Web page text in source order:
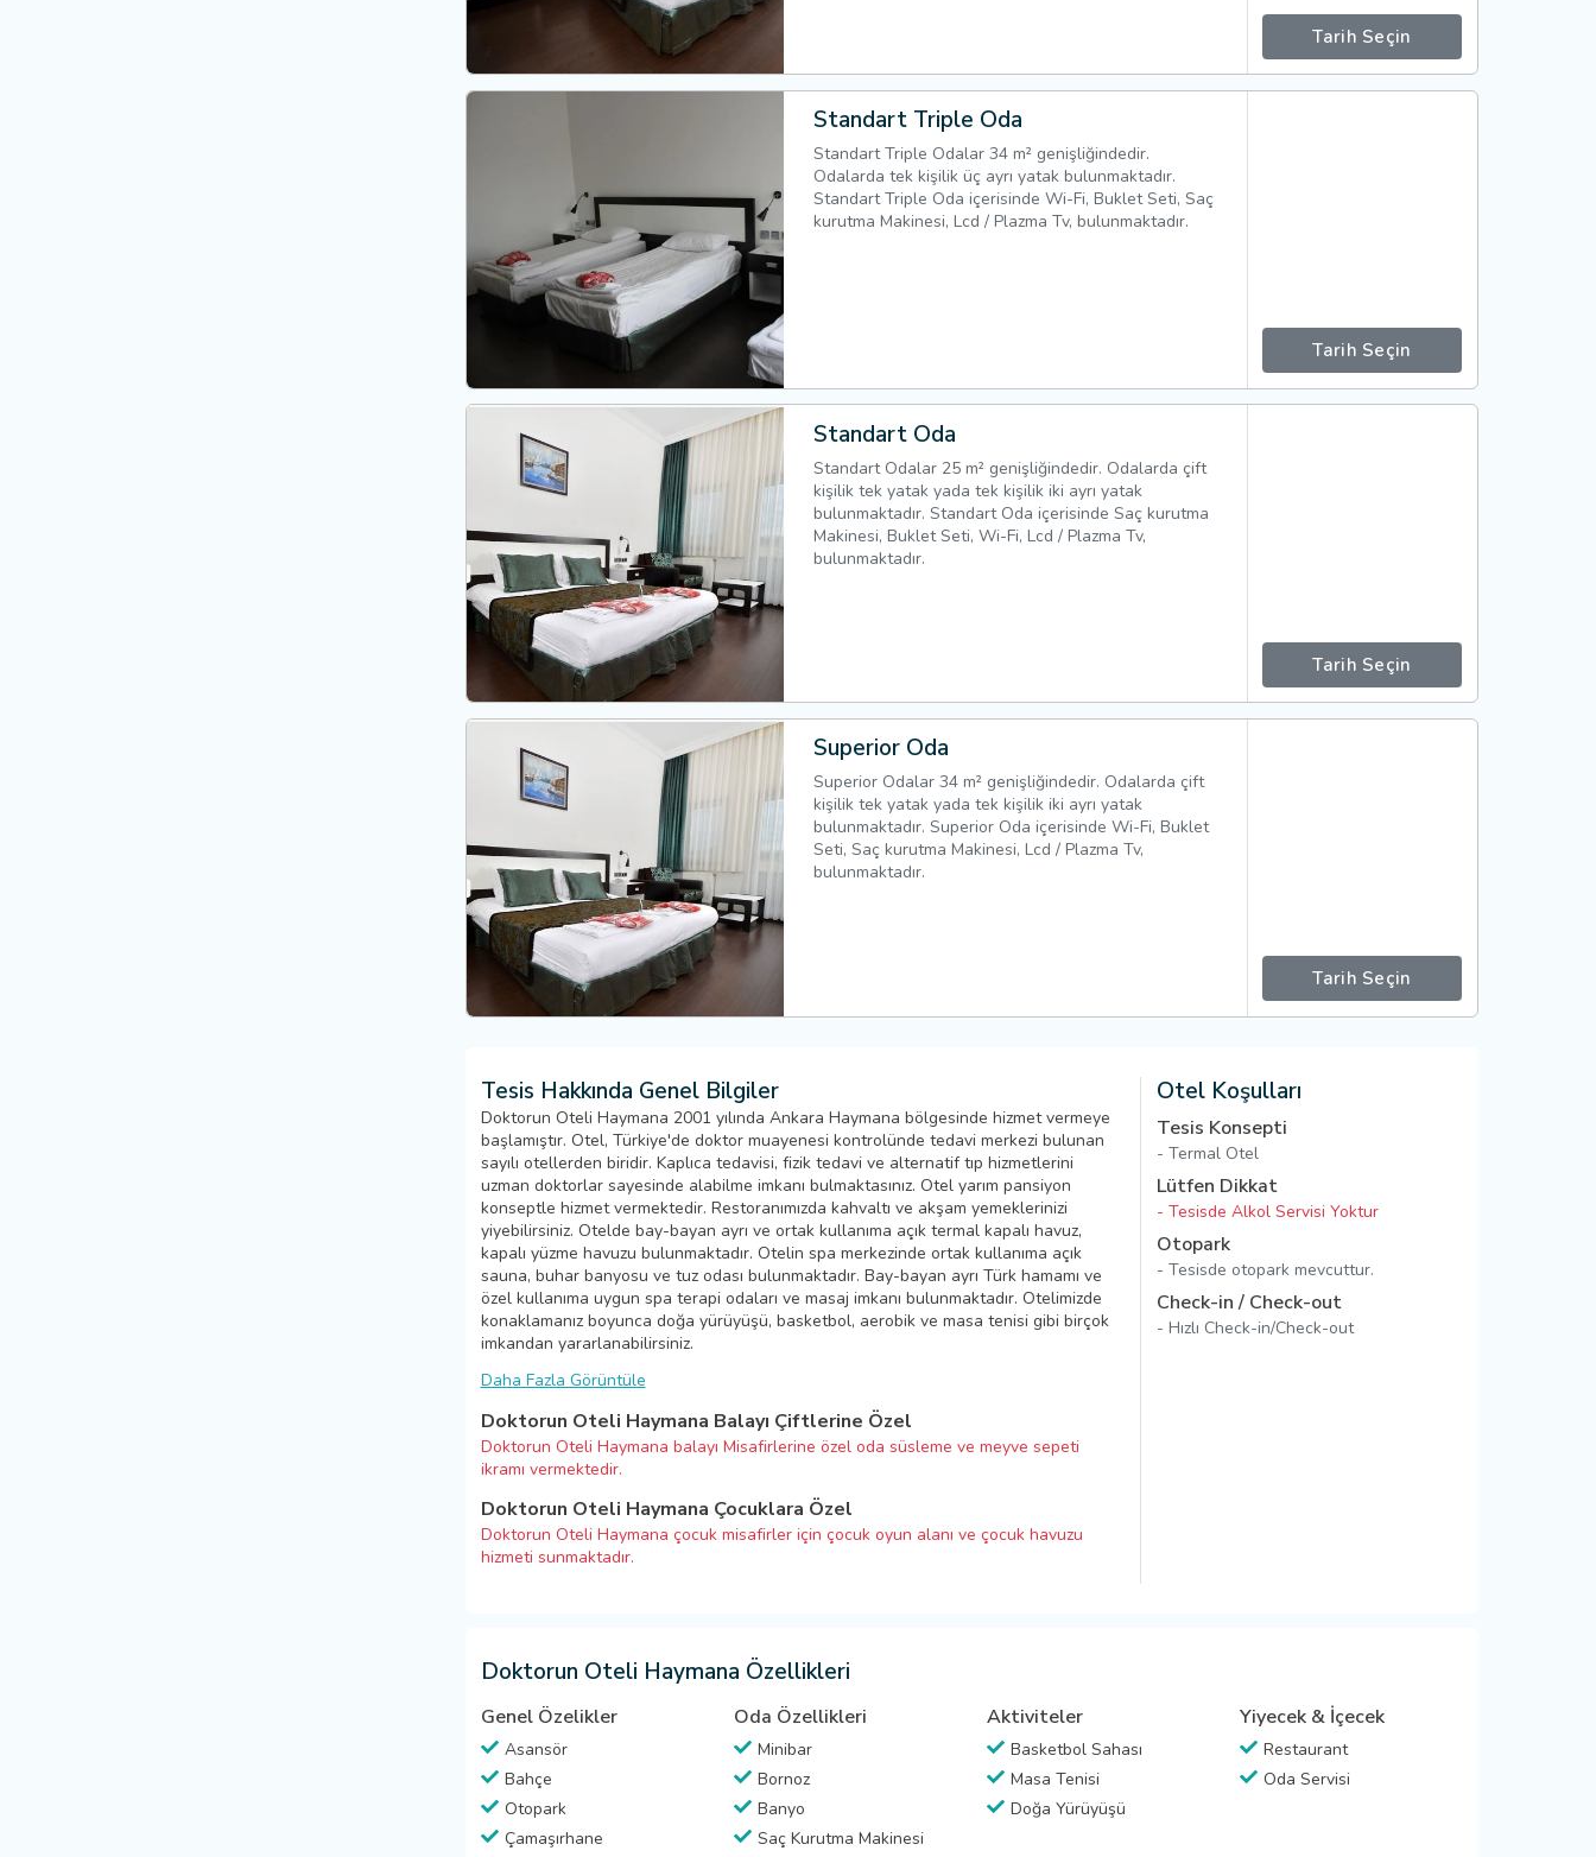
Tarih Seçin
Standart Triple Oda
Standart Triple Odalar 34 m² genişliğindedir.
Odalarda tek kişilik üç ayrı yatak bulunmaktadır.
Standart Triple Oda içerisinde Wi-Fi, Buklet Seti, Saç
kurutma Makinesi, Lcd / Plazma Tv, bulunmaktadır.
Tarih Seçin
Standart Oda
Standart Odalar 25 m² genişliğindedir. Odalarda çift
kişilik tek yatak yada tek kişilik iki ayrı yatak
bulunmaktadır. Standart Oda içerisinde Saç kurutma
Makinesi, Buklet Seti, Wi-Fi, Lcd / Plazma Tv,
bulunmaktadır.
Tarih Seçin
Superior Oda
Superior Odalar 34 m² genişliğindedir. Odalarda çift
kişilik tek yatak yada tek kişilik iki ayrı yatak
bulunmaktadır. Superior Oda içerisinde Wi-Fi, Buklet
Seti, Saç kurutma Makinesi, Lcd / Plazma Tv,
bulunmaktadır.
Tarih Seçin
Tesis Hakkında Genel Bilgiler
Doktorun Oteli Haymana 2001 yılında Ankara Haymana bölgesinde hizmet vermeye
başlamıştır. Otel, Türkiye'de doktor muayenesi kontrolünde tedavi merkezi bulunan
sayılı otellerden biridir. Kaplıca tedavisi, fizik tedavi ve alternatif tıp hizmetlerini
uzman doktorlar sayesinde alabilme imkanı bulmaktasınız. Otel yarım pansiyon
konseptle hizmet vermektedir. Restoranımızda kahvaltı ve akşam yemeklerinizi
yiyebilirsiniz. Otelde bay-bayan ayrı ve ortak kullanıma açık termal kapalı havuz,
kapalı yüzme havuzu bulunmaktadır. Otelin spa merkezinde ortak kullanıma açık
sauna, buhar banyosu ve tuz odası bulunmaktadır. Bay-bayan ayrı Türk hamamı ve
özel kullanıma uygun spa terapi odaları ve masaj imkanı bulunmaktadır. Otelimizde
konaklamanız boyunca doğa yürüyüşü, basketbol, aerobik ve masa tenisi gibi birçok
imkandan yararlanabilirsiniz.
Daha Fazla Görüntüle
Doktorun Oteli Haymana Balayı Çiftlerine Özel
Doktorun Oteli Haymana balayı Misafirlerine özel oda süsleme ve meyve sepeti
ikramı vermektedir.
Doktorun Oteli Haymana Çocuklara Özel
Doktorun Oteli Haymana çocuk misafirler için çocuk oyun alanı ve çocuk havuzu
hizmeti sunmaktadır.
Otel Koşulları
Tesis Konsepti
- Termal Otel
Lütfen Dikkat
- Tesisde Alkol Servisi Yoktur
Otopark
- Tesisde otopark mevcuttur.
Check-in / Check-out
- Hızlı Check-in/Check-out
Doktorun Oteli Haymana Özellikleri
Genel Özelikler
Asansör
Bahçe
Otopark
Çamaşırhane
Oda Özellikleri
Minibar
Bornoz
Banyo
Saç Kurutma Makinesi
Aktiviteler
Basketbol Sahası
Masa Tenisi
Doğa Yürüyüşü
Yiyecek & İçecek
Restaurant
Oda Servisi